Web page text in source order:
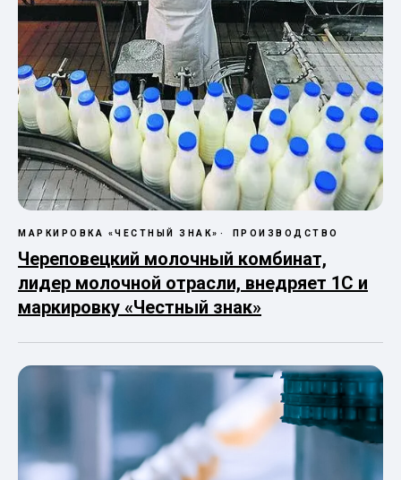
МАРКИРОВКА «ЧЕСТНЫЙ ЗНАК» ПРОИЗВОДСТВО
Череповецкий молочный комбинат,
лидер молочной отрасли, внедряет 1С и
маркировку «Честный знак»